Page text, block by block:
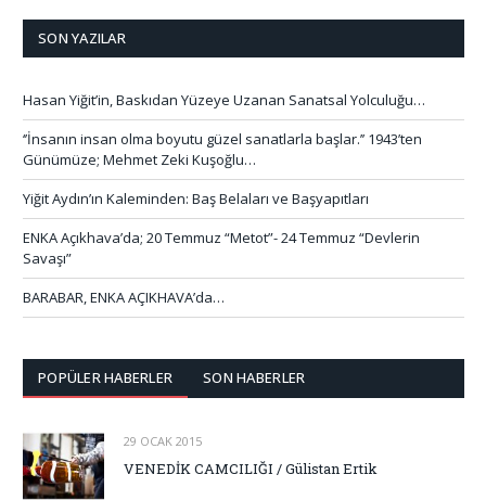
SON YAZILAR
Hasan Yiğit’in, Baskıdan Yüzeye Uzanan Sanatsal Yolculuğu…
‘’İnsanın insan olma boyutu güzel sanatlarla başlar.’’ 1943’ten
Günümüze; Mehmet Zeki Kuşoğlu…
Yiğit Aydın’ın Kaleminden: Baş Belaları ve Başyapıtları
ENKA Açıkhava’da; 20 Temmuz “Metot”- 24 Temmuz “Devlerin
Savaşı”
BARABAR, ENKA AÇIKHAVA’da…
POPÜLER HABERLER SON HABERLER
29 OCAK 2015
VENEDİK CAMCILIĞI / Gülistan Ertik